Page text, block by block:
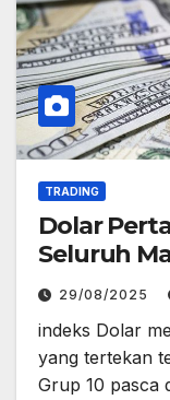
TRADING
Dolar
Seluruh
29/08/2025
indeks Dolar
yang tertekan
Grup 10 pasca